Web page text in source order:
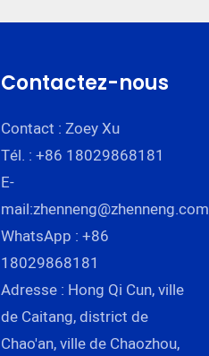
Contactez-nous
Contact : Zoey Xu
Tél. : +86 18029868181
E-
mail:zhenneng@zhenneng.com
WhatsApp : +86
18029868181
Adresse : Hong Qi Cun, ville
de Caitang, district de
Chao'an, ville de Chaozhou,